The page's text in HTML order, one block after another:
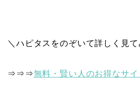
＼ハピタスをのぞいて詳しく見て
⇒⇒⇒無料・賢い人のお得なサイ